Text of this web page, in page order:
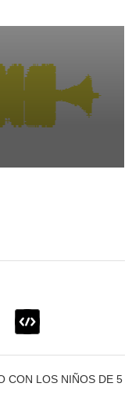
CON LOS NIÑOS DE 5